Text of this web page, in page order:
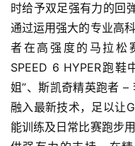
时给予双足强有力的回
通过运用强大的专业高
者在高强度的马拉松
SPEED 6 HYPER跑
姐”、斯凯奇精英跑者
融入最新技术，足以让
能训练及日常比赛跑步